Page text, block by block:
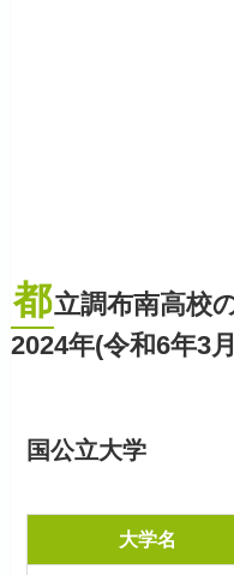
都立調布南高校
2024年(令和6年3
国公立大学
大学名